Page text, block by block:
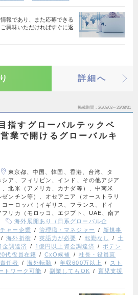
報であり、また応募できる
興味いただければすぐに返
詳細へ
掲載期間 26/08/03～26/08/31
指すグローバルテックベ
業で開けるグローバルキ
東京都、中国、韓国、香港、台湾、タ
ア、フィリピン、インド、その他アジア
、北米（アメリカ、カナダ等）、中南米
ゼンチン等）、オセアニア（オーストラリ
ーロッパ（イギリス、フランス、ドイ
リカ（モロッコ、エジプト、UAE、南ア
海外展開あり（日系グローバル企
ャー企業 管理職・マネジャー
新規事
海外折衝 英語力が必要 転勤なし
土
金調達済 1億円以上資金調達済
ポテン
代役員在籍 CxO候補
社長・役員直
任者 海外転勤 年収600万以上
スト
トワーク可能 副業してもOK
育児支援